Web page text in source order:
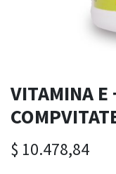
VITAMINA E
$ 10.478,84